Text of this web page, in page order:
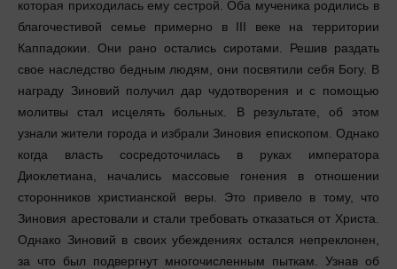
которая приходилась ему сестрой. Оба мученика родились в
благочестивой семье примерно в III веке на территории
Каппадокии. Они рано остались сиротами. Решив раздать
свое наследство бедным людям, они посвятили себя Богу. В
награду Зиновий получил дар чудотворения и с помощью
молитвы стал исцелять больных. В результате, об этом
узнали жители города и избрали Зиновия епископом. Однако
когда власть сосредоточилась в руках императора
Диоклетиана, начались массовые гонения в отношении
сторонников христианской веры. Это привело в тому, что
Зиновия арестовали и стали требовать отказаться от Христа.
Однако Зиновий в своих убеждениях остался непреклонен,
за что был подвергнут многочисленным пыткам. Узнав об